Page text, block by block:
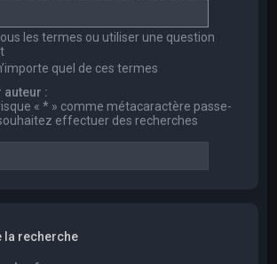
les termes ou utiliser une question
quel de ces termes
auteur :
« * » comme métacaractère passe-
effectuer des recherches
la recherche